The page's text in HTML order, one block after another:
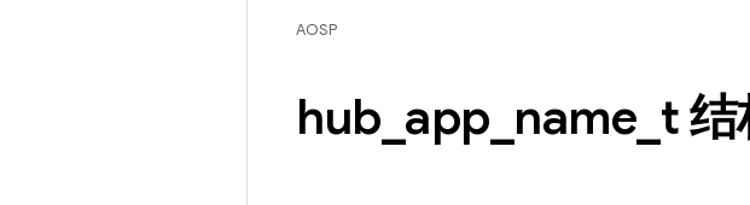
AOSP
hub app name t 结